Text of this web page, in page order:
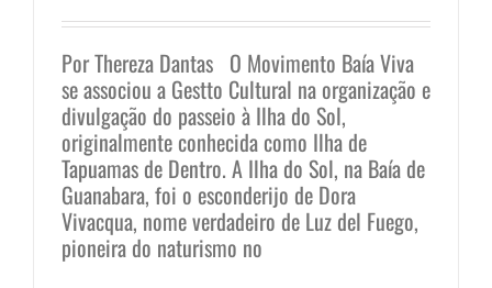
Por Thereza Dantas O Movimento Baía Viva
se associou a Gestto Cultural na organização e
divulgação do passeio à Ilha do Sol,
originalmente conhecida como Ilha de
Tapuamas de Dentro. A Ilha do Sol, na Baía de
Guanabara, foi o esconderijo de Dora
Vivacqua, nome verdadeiro de Luz del Fuego,
pioneira do naturismo no